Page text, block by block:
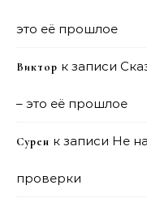
это её прошлое
Виктор к записи
– это её прошлое
Сурен к записи Не
проверки